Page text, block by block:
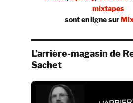
mixtapes
sont en ligne sur
L’arrière-magasin de
Sachet